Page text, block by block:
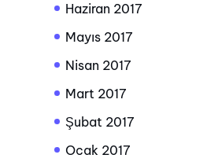
Haziran 2017
Mayıs 2017
Nisan 2017
Mart 2017
Şubat 2017
Ocak 2017